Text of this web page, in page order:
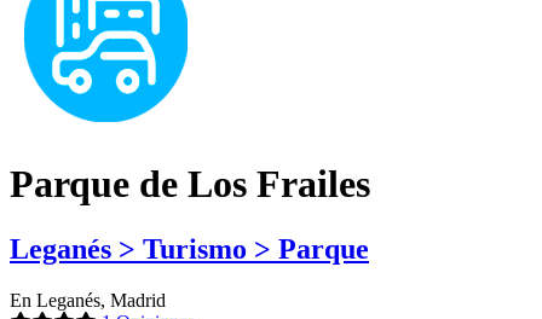
Parque de Los Frailes
Leganés > Turismo > Parque
En Leganés, Madrid